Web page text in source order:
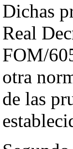
Dichas
Real
FOM/
otra
de las